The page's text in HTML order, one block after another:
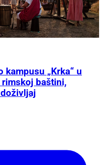
kampusu „Krka“ u
rimskoj baštini,